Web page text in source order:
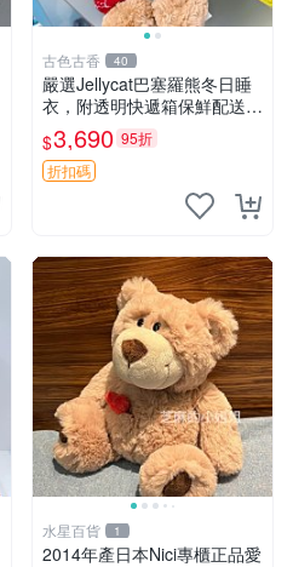
古色古香 40
嚴選Jellycat巴塞羅熊冬日睡
衣，附透明快遞箱保鮮配送，
童趣可愛可收藏 巴塞羅熊 睡
衣 透明袋
$3,690 95折
折扣碼
水星百貨 1
2014年產日本Nici專櫃正品愛